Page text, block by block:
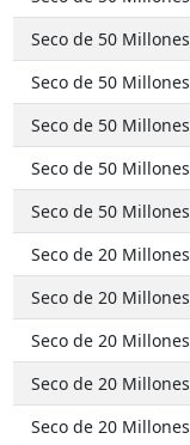
Seco de 50 Millones
Seco de 50 Millones
Seco de 50 Millones
Seco de 50 Millones
Seco de 50 Millones
Seco de 20 Millones
Seco de 20 Millones
Seco de 20 Millones
Seco de 20 Millones
Seco de 20 Millones